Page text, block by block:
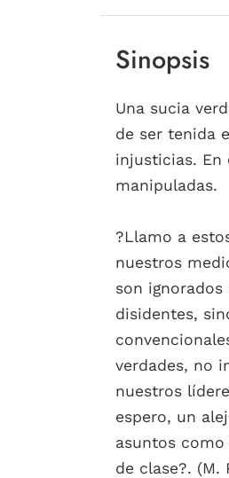
Sinopsis
Una sucia
de ser tenida
injusticias. En
manipuladas.
?Llamo a
nuestros
son
disidentes,
verdades, no
nuestros
espero, un
asuntos
de clase?. (M.